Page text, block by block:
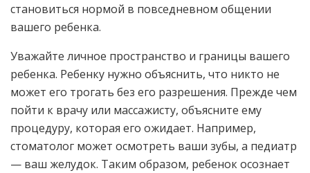
становиться нормой в повседневном общении
вашего ребенка.
Уважайте личное пространство и границы вашего
ребенка. Ребенку нужно объяснить, что никто не
может его трогать без его разрешения. Прежде чем
пойти к врачу или массажисту, объясните ему
процедуру, которая его ожидает. Например,
стоматолог может осмотреть ваши зубы, а педиатр
— ваш желудок. Таким образом, ребенок осознает